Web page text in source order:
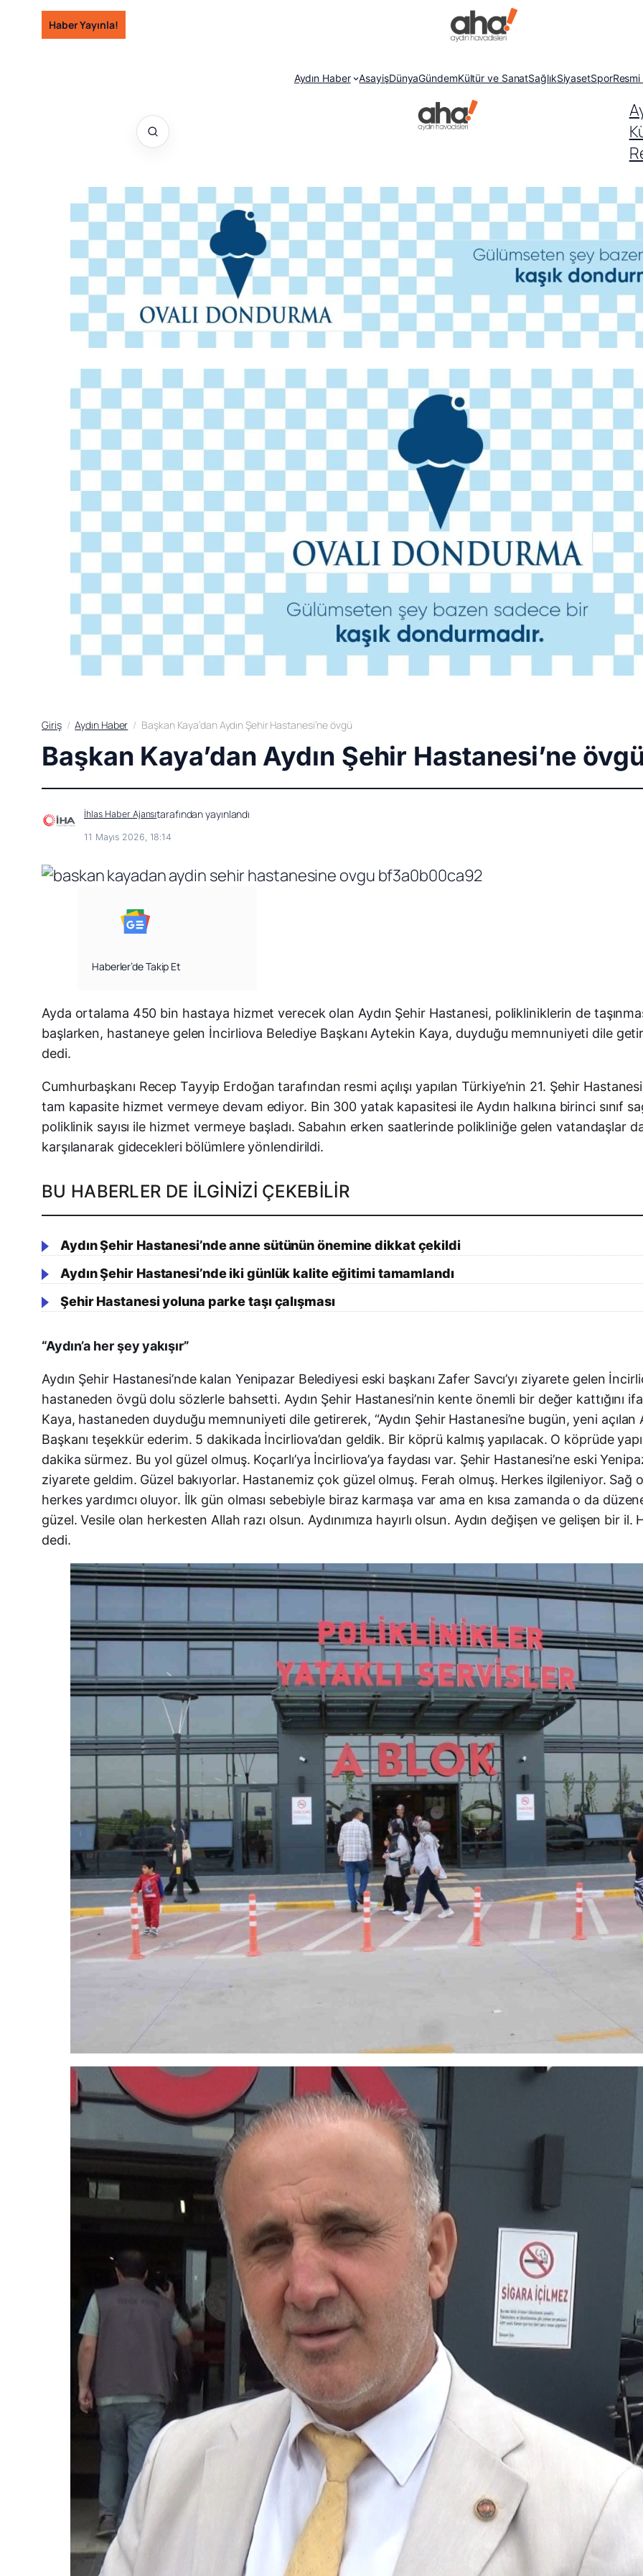
İçeriğeHaber Yayınla!
Aydın Haber AsayişDünyaGündemKültür ve SanatSağlıkSiyasetSpor
Giriş Aydın Haber Başkan Kaya’dan Aydın Şehir Hastanesi’ne övgü
Başkan Kaya’dan Aydın Şehir Hastanesi’ne
İhlas Haber Ajansıtarafından yayınlandı
11 Mayıs 2026, 18:14
Haberler’de Takip Et
Ayda ortalama 450 bin hastaya hizmet verecek olan Aydın Şehir Hastanesi, polikliniklerin de
başlarken, hastaneye gelen İncirliova Belediye Başkanı Aytekin Kaya, duyduğu memnuniyeti dile
dedi.
Cumhurbaşkanı Recep Tayyip Erdoğan tarafından resmi açılışı yapılan Türkiye’nin 21. Şehir
tam kapasite hizmet vermeye devam ediyor. Bin 300 yatak kapasitesi ile Aydın halkına birinci sınıf
poliklinik sayısı ile hizmet vermeye başladı. Sabahın erken saatlerinde polikliniğe gelen vatandaşlar
karşılanarak gidecekleri bölümlere yönlendirildi.
BU HABERLER DE İLGINIZI ÇEKEBILIR
Aydın Şehir Hastanesi’nde anne sütünün önemine dikkat çekildi
Aydın Şehir Hastanesi’nde iki günlük kalite eğitimi tamamlandı
Şehir Hastanesi yoluna parke taşı çalışması
“Aydın’a her şey yakışır”
Aydın Şehir Hastanesi’nde kalan Yenipazar Belediyesi eski başkanı Zafer Savcı’yı ziyarete gelen
hastaneden övgü dolu sözlerle bahsetti. Aydın Şehir Hastanesi’nin kente önemli bir değer kattığını
Kaya, hastaneden duyduğu memnuniyeti dile getirerek, “Aydın Şehir Hastanesi’ne bugün, yeni
Başkanı teşekkür ederim. 5 dakikada İncirliova’dan geldik. Bir köprü kalmış yapılacak. O köprüde
dakika sürmez. Bu yol güzel olmuş. Koçarlı’ya İncirliova’ya faydası var. Şehir Hastanesi’ne eski
ziyarete geldim. Güzel bakıyorlar. Hastanemiz çok güzel olmuş. Ferah olmuş. Herkes ilgileniyor.
herkes yardımcı oluyor. İlk gün olması sebebiyle biraz karmaşa var ama en kısa zamanda o da
güzel. Vesile olan herkesten Allah razı olsun. Aydınımıza hayırlı olsun. Aydın değişen ve gelişen bir il.
dedi.